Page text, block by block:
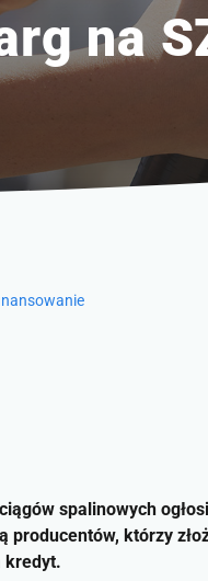
na
spalinowych
producentów, którzy
kredyt.